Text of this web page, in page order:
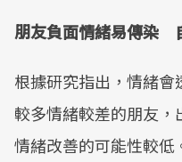
朋友負面情緒易傳染
根據研究指出，情緒
較多情緒較差的朋友，
情緒改善的可能性較低